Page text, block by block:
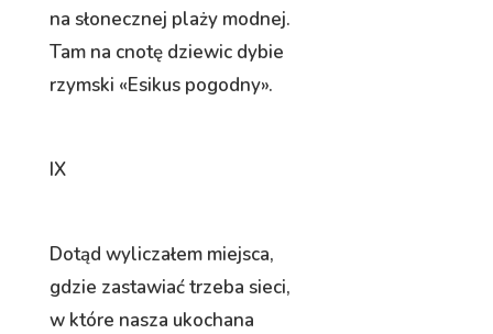
na słonecznej plaży modnej.
Tam na cnotę dziewic dybie
rzymski «Esikus pogodny».
IX
Dotąd wyliczałem miejsca,
gdzie zastawiać trzeba sieci,
w które nasza ukochana